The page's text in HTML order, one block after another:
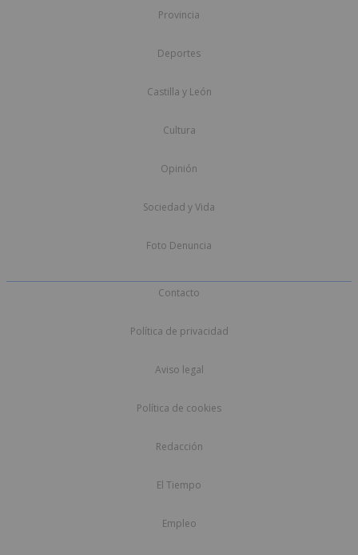
Provincia
Deportes
Castilla y León
Cultura
Opinión
Sociedad y Vida
Foto Denuncia
Contacto
Política de privacidad
Aviso legal
Política de cookies
Redacción
El Tiempo
Empleo